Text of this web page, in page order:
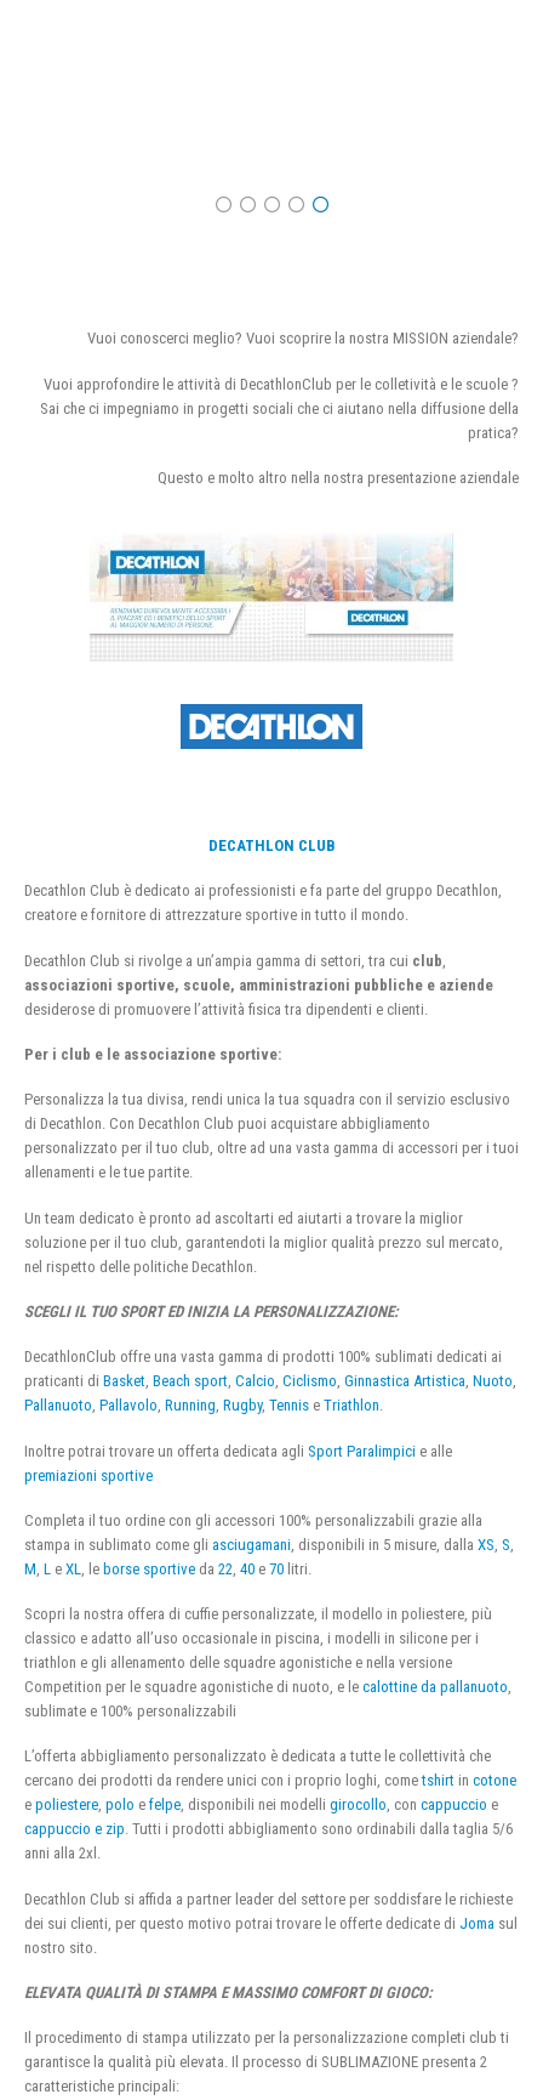
Vuoi conoscerci meglio? Vuoi scoprire la nostra MISSION aziendale?
Vuoi approfondire le attività di DecathlonClub per le colletività e le scuole ?
Sai che ci impegniamo in progetti sociali che ci aiutano nella diffusione della
pratica?
Questo e molto altro nella nostra presentazione aziendale
DECATHLON CLUB
Decathlon Club è dedicato ai professionisti e fa parte del gruppo Decathlon,
creatore e fornitore di attrezzature sportive in tutto il mondo.
Decathlon Club si rivolge a un’ampia gamma di settori, tra cui club
associazioni sportive, scuole, amministrazioni pubbliche e aziende
desiderose di promuovere l’attività fisica tra dipendenti e clienti.
Per i club e le associazione sportive:
Personalizza la tua divisa, rendi unica la tua squadra con il servizio esclusivo
di Decathlon. Con Decathlon Club puoi acquistare abbigliamento
personalizzato per il tuo club, oltre ad una vasta gamma di accessori per i tuoi
allenamenti e le tue partite.
Un team dedicato è pronto ad ascoltarti ed aiutarti a trovare la miglior
soluzione per il tuo club, garantendoti la miglior qualità prezzo sul mercato,
nel rispetto delle politiche Decathlon.
SCEGLI IL TUO SPORT ED INIZIA LA PERSONALIZZAZIONE:
DecathlonClub offre una vasta gamma di prodotti 100% sublimati dedicati ai
praticanti di Basket, Beach sport, Calcio, Ciclismo, Ginnastica Artistica, Nuoto,
Pallanuoto, Pallavolo, Running, Rugby, Tennis e Triathlon.
Inoltre potrai trovare un offerta dedicata agli Sport Paralimpici e alle
premiazioni sportive
Completa il tuo ordine con gli accessori 100% personalizzabili grazie alla
stampa in sublimato come gli asciugamani , disponibili in 5 misure, dalla XS S
M L e XL , le borse sportive da 22 40 e 70 litri.
Scopri la nostra offera di cuffie personalizzate, il modello in poliestere, più
classico e adatto all’uso occasionale in piscina, i modelli in silicone per i
triathlon e gli allenamento delle squadre agonistiche e nella versione
Competition per le squadre agonistiche di nuoto, e le calottine da pallanuoto,
sublimate e 100% personalizzabili
L’offerta abbigliamento personalizzato è dedicata a tutte le collettività che
cercano dei prodotti da rendere unici con i proprio loghi, cometshirt in cotone
e poliestere, polo e felpe, disponibili nei modelli girocollo, con cappuccio e
cappuccio e zip. Tutti i prodotti abbigliamento sono ordinabili dalla taglia 5/6
anni alla 2xl.
Decathlon Club si affida a partner leader del settore per soddisfare le richieste
dei sui clienti, per questo motivo potrai trovare le offerte dedicate di Joma sul
nostro sito.
ELEVATA QUALITÀ DI STAMPA E MASSIMO COMFORT DI GIOCO:
Il procedimento di stampa utilizzato per la personalizzazione completi club ti
garantisce la qualità più elevata. Il processo di SUBLIMAZIONE presenta 2
caratteristiche principali: